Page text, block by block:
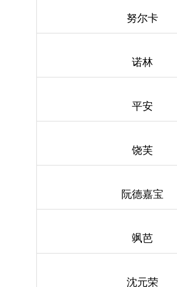
努尔卡
诺林
平安
饶芙
阮德嘉宝
飒芭
沈元荣